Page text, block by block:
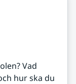
Vad
hur ska du